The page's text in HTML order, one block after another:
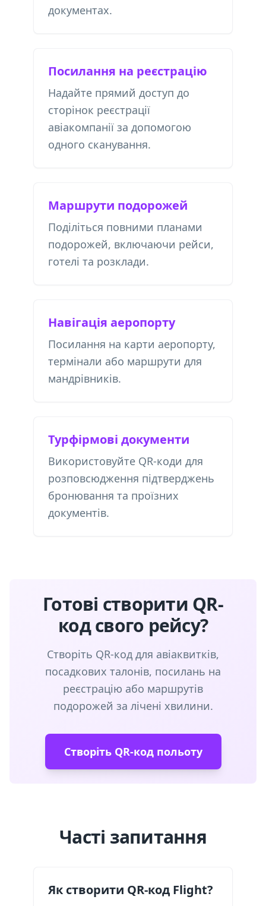
документах.
Посилання на реєстрацію
Надайте прямий доступ до
сторінок реєстрації
авіакомпанії за допомогою
одного сканування.
Маршрути подорожей
Поділіться повними планами
подорожей, включаючи рейси,
готелі та розклади.
Навігація аеропорту
Посилання на карти аеропорту,
термінали або маршрути для
мандрівників.
Турфірмові документи
Використовуйте QR-коди для
розповсюдження підтверджень
бронювання та проїзних
документів.
Готові створити QR-
код свого рейсу?
Створіть QR-код для авіаквитків,
посадкових талонів, посилань на
реєстрацію або маршрутів
подорожей за лічені хвилини.
Створіть QR-код польоту
Часті запитання
Як створити QR-код Flight?